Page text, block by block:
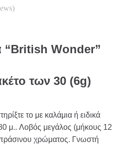
“British Wonder”
των 30 (6g)
το με καλάμια ή ειδικά
μ.. Λοβός μεγάλος (μήκους 12
χρώματος. Γνωστή